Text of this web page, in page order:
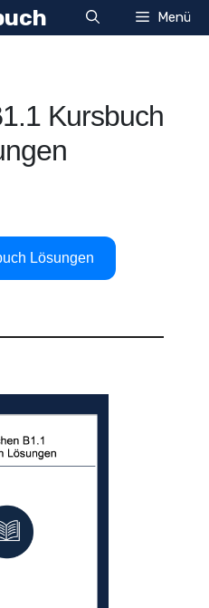
Menü
Kursbuch
Lösungen